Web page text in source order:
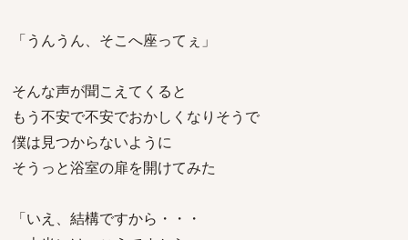
「うんうん、そこへ座ってぇ」
そんな声が聞こえてくると
もう不安で不安でおかしくなりそうで
僕は見つからないように
そうっと浴室の扉を開けてみた
「いえ、結構ですから・・・